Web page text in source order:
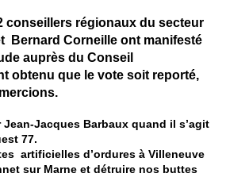
conseillers régionaux du secteur
Bernard Corneille ont manifesté
auprès du Conseil
obtenu que le vote soit reporté,
Jean-Jacques Barbaux quand il s’agit
77.
artificielles d’ordures à Villeneuve
net sur Marne et détruire nos buttes